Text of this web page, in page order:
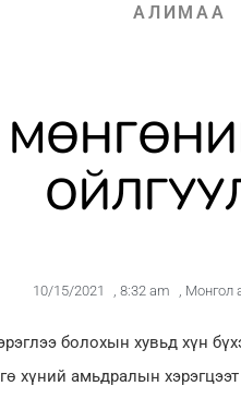
АЛИМАА
10/15/2021 8:32 am Монгол
болохын хувьд хүн
хүний амьдралын